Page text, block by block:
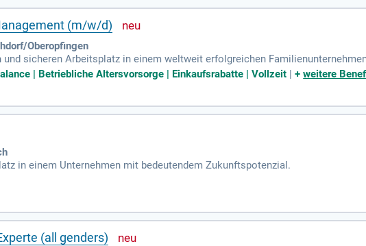
(m/w/d)
Oberopfingen
und sicheren Arbeitsplatz in einem weltweit erfolgreichen
| Betriebliche Altersvorsorge | Einkaufsrabatte | Vollzeit |+weitere
in einem Unternehmen mit bedeutendem Zukunftspotenzial.
(all genders)